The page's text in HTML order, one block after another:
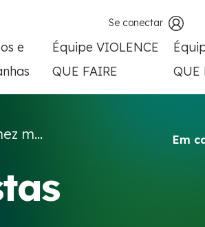
Se conectar
e
Équipe VIOLENCE
QUE FAIRE
QUE
m... Em